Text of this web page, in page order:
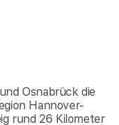
Osnabrück die
Hannover-
rund 26 Kilometer